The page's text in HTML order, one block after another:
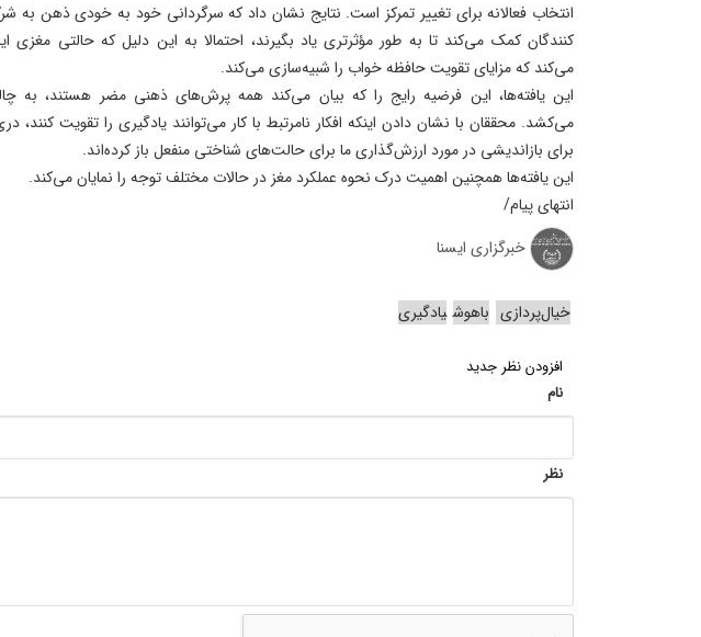
انتخاب فعالانه برای تغییر تمرکز است. نتایج نشان داد که سرگردانی خود به خودی ذهن به
کنندگان کمک می‌کند تا به طور مؤثرتری یاد بگیرند، احتمالا به این دلیل که حالتی مغزی
می‌کند که مزایای تقویت حافظه خواب را شبیه‌سازی می‌کند.
این یافته‌ها، این فرضیه رایج را که بیان می‌کند همه‌ پرش‌های ذهنی مضر هستند، به
می‌کشد. محققان با نشان دادن اینکه افکار نامرتبط با کار می‌توانند یادگیری را تقویت کنند،
برای بازاندیشی در مورد ارزش‌گذاری ما برای حالت‌های شناختی منفعل باز کرده‌اند.
این یافته‌ها همچنین اهمیت درک نحوه عملکرد مغز در حالات مختلف توجه را نمایان می‌کند.
انتهای پیام/
خبرگزاری ایسنا
خیال‌پردازی باهوش یادگیری
افزودن نظر جدید
نام
نظر